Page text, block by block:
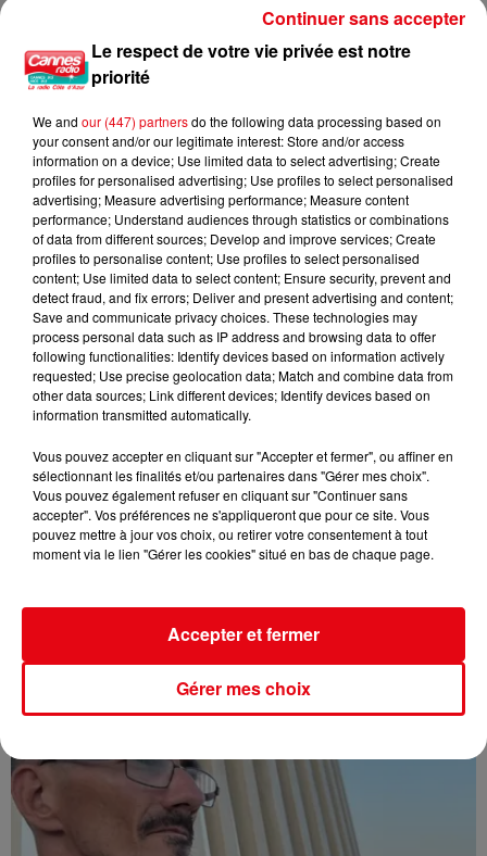
Nice : un salon de coiffure fermé après un contrôle
Affaire Jean Imbert : placé sous le statut de témoin assisté
Le respect de votre vie privée est notre
priorité
We and our (447) partnersdo the following data processing based on
your consent and/or our legitimate interest: Store and/or access
information on a device; Use limited data to select advertising; Create
profiles for personalised advertising; Use profiles to select personalised
advertising; Measure advertising performance; Measure content
performance; Understand audiences through statistics or combinations
of data from different sources; Develop and improve services; Create
profiles to personalise content; Use profiles to select personalised
content; Use limited data to select content; Ensure security, prevent and
detect fraud, and fix errors; Deliver and present advertising and content;
Save and communicate privacy choices. These technologies may
process personal data such as IP address and browsing data to offer
following functionalities: Identify devices based on information actively
requested; Use precise geolocation data; Match and combine data from
other data sources; Link different devices; Identify devices based on
information transmitted automatically.
Vous pouvez accepter en cliquant sur "Accepter et fermer", ou affiner en
sélectionnant les finalités et/ou partenaires dans "Gérer mes choix".
Vous pouvez également refuser en cliquant sur "Continuer sans
accepter". Vos préférences ne s'appliqueront que pour ce site. Vous
pouvez mettre à jour vos choix, ou retirer votre consentement à tout
moment via le lien "Gérer les cookies" situé en bas de chaque page.
Gérer mes choix
Accepter et fermer
Continuer sans accepter